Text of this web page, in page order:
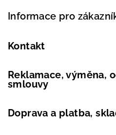
Informace pro
Kontakt
Reklamace, výměna,
smlouvy
Doprava a platba,